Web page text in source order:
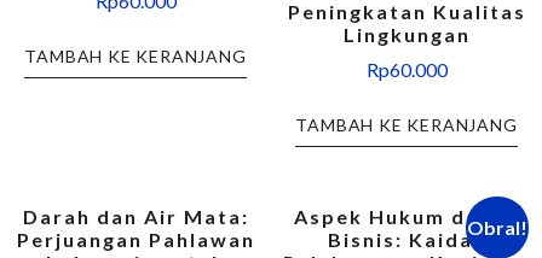
TAMBAH KE KERANJANG
Peningkatan Kualitas
Lingkungan
Rp60.000
TAMBAH KE KERANJANG
Darah dan Air Mata:
Perjuangan Pahlawan
Obral!
Aspek Hukum dalam
Bisnis: Kaidah